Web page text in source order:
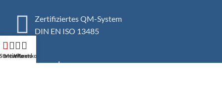
Zertifiziertes QM-System
DIN EN ISO 13485
Zahlungsarten
Startseite
Mein Konto
Warenkorb